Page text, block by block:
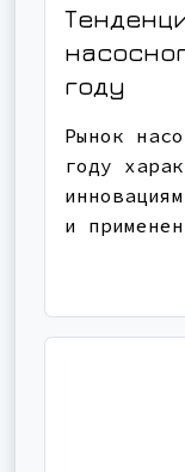
году
Рынок
году
и